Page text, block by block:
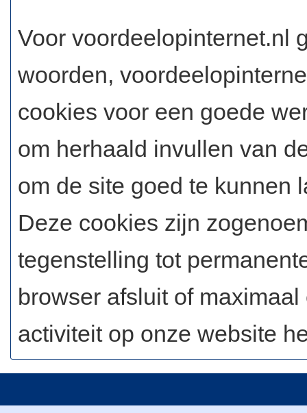
Voor voordeelopinternet.nl
woorden,
cookies voor een goede
om herhaald invullen van
om de site goed te kunnen
Deze cookies zijn
tegenstelling tot
browser afsluit of
activiteit op onze website